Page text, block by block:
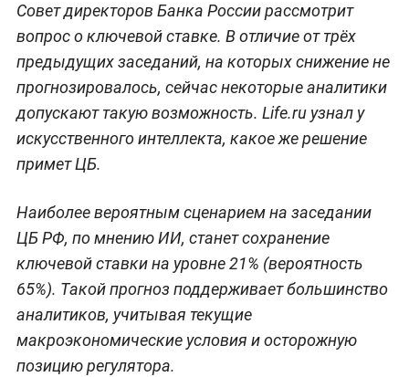
Совет директоров Банка России рассмотрит
вопрос о ключевой ставке. В отличие от трёх
предыдущих заседаний, на которых снижение не
прогнозировалось, сейчас некоторые аналитики
допускают такую возможность. Life.ru узнал у
искусственного интеллекта, какое же решение
примет ЦБ.
Наиболее вероятным сценарием на заседании
ЦБ РФ, по мнению ИИ, станет сохранение
ключевой ставки на уровне 21% (вероятность
65%). Такой прогноз поддерживает большинство
аналитиков, учитывая текущие
макроэкономические условия и осторожную
позицию регулятора.